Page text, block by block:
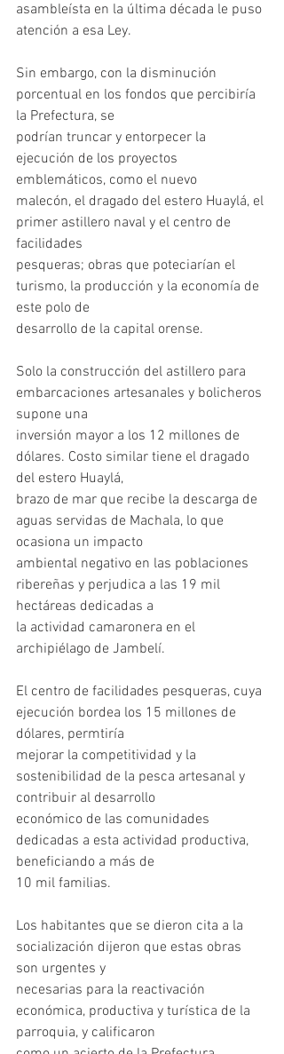
asambleísta en la última década le puso
atención a esa Ley.
Sin embargo, con la disminución
porcentual en los fondos que percibiría
la Prefectura, se
podrían truncar y entorpecer la
ejecución de los proyectos
emblemáticos, como el nuevo
malecón, el dragado del estero Huaylá, el
primer astillero naval y el centro de
facilidades
pesqueras; obras que poteciarían el
turismo, la producción y la economía de
este polo de
desarrollo de la capital orense.
Solo la construcción del astillero para
embarcaciones artesanales y bolicheros
supone una
inversión mayor a los 12 millones de
dólares. Costo similar tiene el dragado
del estero Huaylá,
brazo de mar que recibe la descarga de
aguas servidas de Machala, lo que
ocasiona un impacto
ambiental negativo en las poblaciones
ribereñas y perjudica a las 19 mil
hectáreas dedicadas a
la actividad camaronera en el
archipiélago de Jambelí.
El centro de facilidades pesqueras, cuya
ejecución bordea los 15 millones de
dólares, permtiría
mejorar la competitividad y la
sostenibilidad de la pesca artesanal y
contribuir al desarrollo
económico de las comunidades
dedicadas a esta actividad productiva,
beneficiando a más de
10 mil familias.
Los habitantes que se dieron cita a la
socialización dijeron que estas obras
son urgentes y
necesarias para la reactivación
económica, productiva y turística de la
parroquia, y calificaron